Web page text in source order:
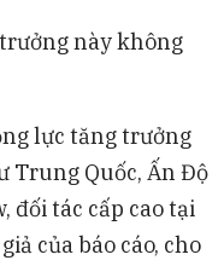
này không
lực tăng trưởng
Trung Quốc, Ấn Độ
đối tác cấp cao tại
của báo cáo, cho